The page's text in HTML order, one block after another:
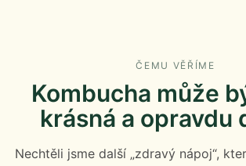
ČEMU VĚŘÍME
Kombucha může
krásná a opravdu
Nechtěli jsme další „zdravý nápoj“,